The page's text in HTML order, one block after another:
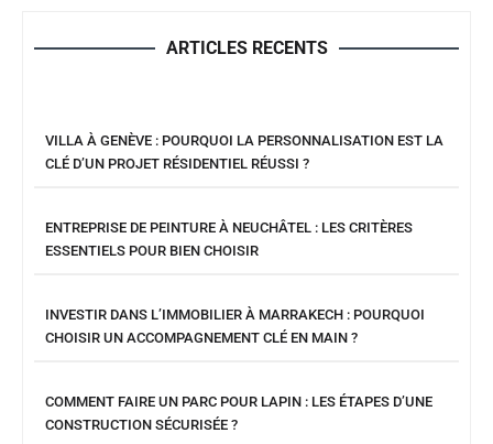
ARTICLES RECENTS
VILLA À GENÈVE : POURQUOI LA PERSONNALISATION EST LA
CLÉ D’UN PROJET RÉSIDENTIEL RÉUSSI ?
ENTREPRISE DE PEINTURE À NEUCHÂTEL : LES CRITÈRES
ESSENTIELS POUR BIEN CHOISIR
INVESTIR DANS L’IMMOBILIER À MARRAKECH : POURQUOI
CHOISIR UN ACCOMPAGNEMENT CLÉ EN MAIN ?
COMMENT FAIRE UN PARC POUR LAPIN : LES ÉTAPES D’UNE
CONSTRUCTION SÉCURISÉE ?